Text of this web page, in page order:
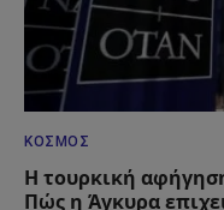
ΚΌΣΜΟΣ
Η τουρκική
Πώς η Άγκυρα